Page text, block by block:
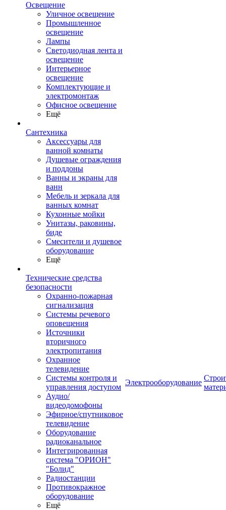
Освещение
Уличное освещение
Промышленное
освещение
Лампы
Светодиодная лента и
освещение
Интерьерное
освещение
Комплектующие и
электромонтаж
Офисное освещение
Ещё
Сантехника
Аксессуары для
ванной комнаты
Душевые ограждения
и поддоны
Ванны и экраны для
ванн
Мебель и зеркала для
ванных комнат
Кухонные мойки
Унитазы, раковины,
биде
Смесители и душевое
оборудование
Ещё
Технические средства
безопасности
Охранно-пожарная
сигнализация
Системы речевого
оповещения
Источники
вторичного
электропитания
Охранное
телевидение
Системы контроля и
управления доступом
Аудио/
видеодомофоны
Эфирное/спутниковое
телевидение
Оборудование
радиоканальное
Интегрированная
система "ОРИОН"
"Болид"
Радиостанции
Противокражное
оборудование
Ещё
Электрооборудование